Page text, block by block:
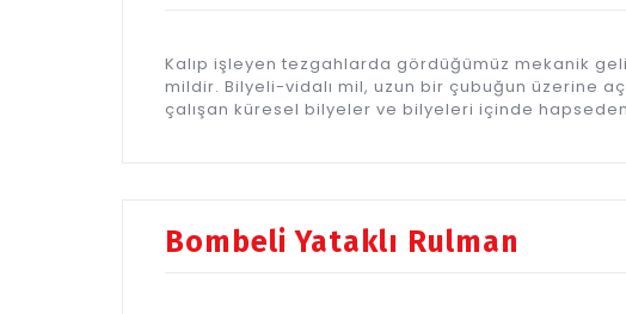
Kalıp işleyen tezgahlarda gördüğümüz mekanik
mildir. Bilyeli-vidalı mil, uzun bir çubuğun üzerine
çalışan küresel bilyeler ve bilyeleri içinde
Bombeli Yataklı Rulman